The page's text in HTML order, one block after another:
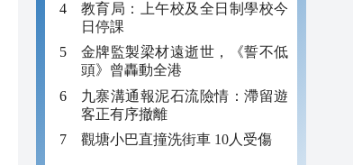
教育局：上午校及全日制學校今
日停課
金牌監製梁材遠逝世，《誓不低
頭》曾轟動全港
九寨溝通報泥石流險情：滯留遊
客正有序撤離
觀塘小巴直撞洗街車 10人受傷